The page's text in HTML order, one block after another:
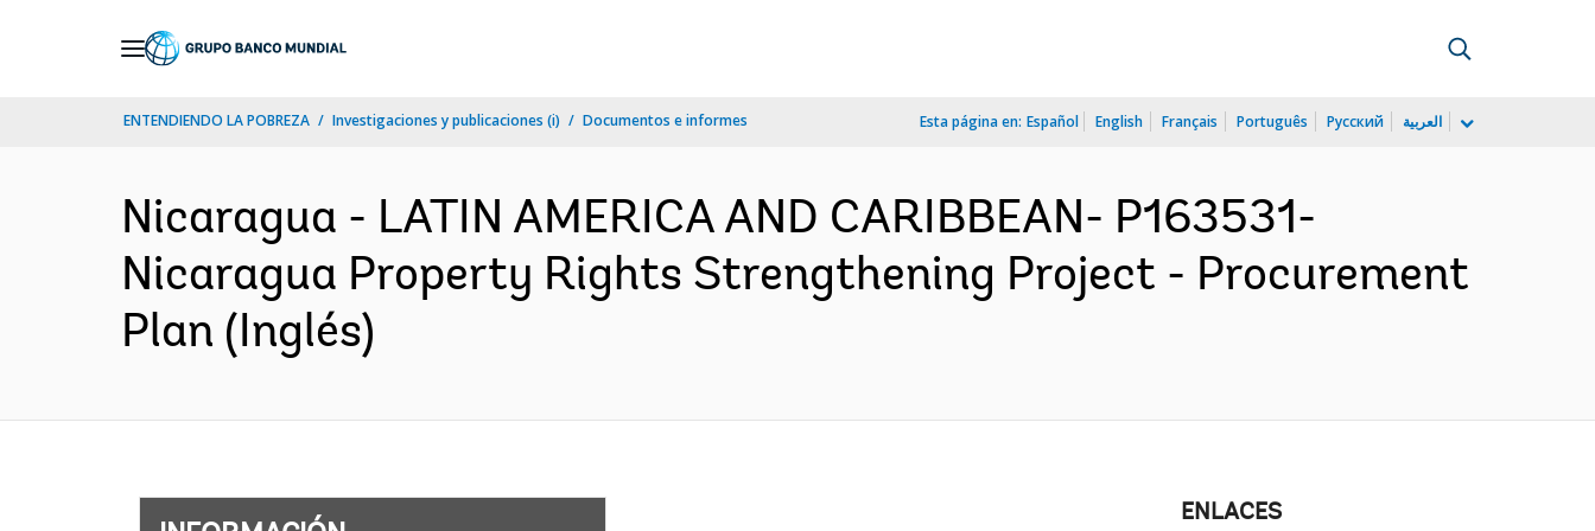
ENTENDIENDO LA POBREZA Investigaciones y publicaciones (i) Documentos e informes Esta página en: Español English Français Português Русский العربية
Nicaragua - LATIN AMERICA AND CARIBBEAN- P163531-
Nicaragua Property Rights Strengthening Project - Procurement
Plan (Inglés)
ENLACES